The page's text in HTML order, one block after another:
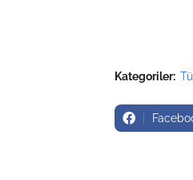
Kategoriler: